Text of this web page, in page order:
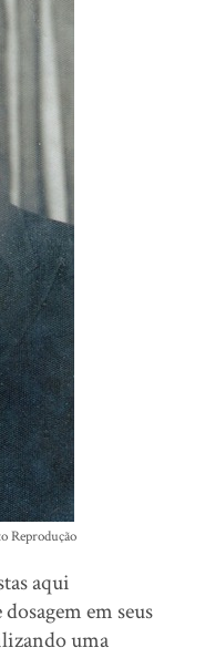
Reprodução
aqui
em seus
uma